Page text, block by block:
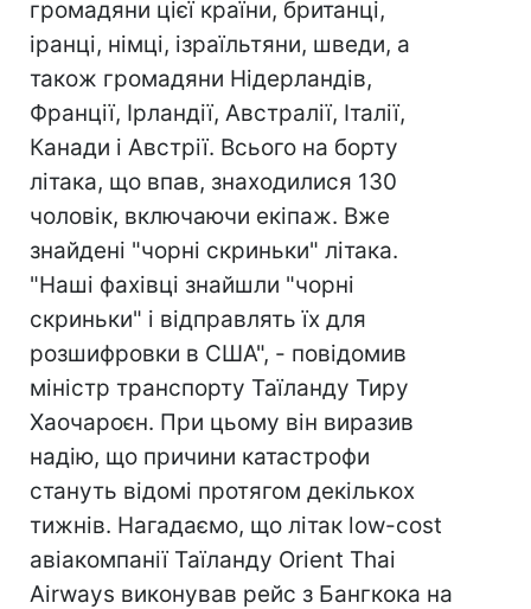
громадяни цієї країни, британці,
іранці, німці, ізраїльтяни, шведи, а
також громадяни Нідерландів,
Франції, Ірландії, Австралії, Італії,
Канади і Австрії. Всього на борту
літака, що впав, знаходилися 130
чоловік, включаючи екіпаж. Вже
знайдені "чорні скриньки" літака.
"Наші фахівці знайшли "чорні
скриньки" і відправлять їх для
розшифровки в США", - повідомив
міністр транспорту Таїланду Тиру
Хаочароєн. При цьому він виразив
надію, що причини катастрофи
стануть відомі протягом декількох
тижнів. Нагадаємо, що літак low-cost
авіакомпанії Таїланду Orient Thai
Airways виконував рейс з Бангкока на